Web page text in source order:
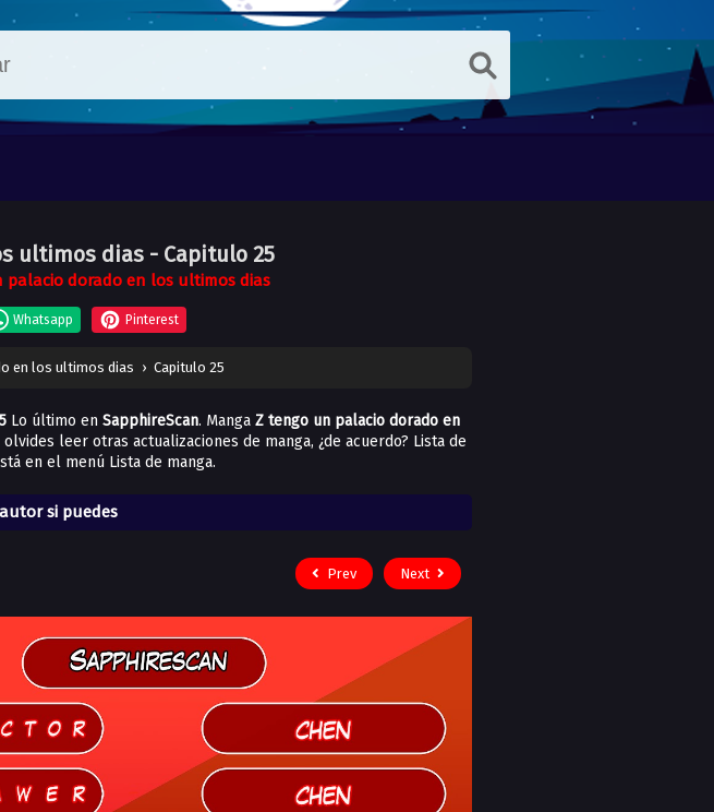
ultimos dias - Capitulo 25
palacio dorado en los ultimos dias
Whatsapp Pinterest
en los ultimos dias › Capitulo 25
Lo último en SapphireScan. Manga Z tengo un palacio dorado en
olvides leer otras actualizaciones de manga, ¿de acuerdo? Lista de
en el menú Lista de manga.
si puedes
Prev Next